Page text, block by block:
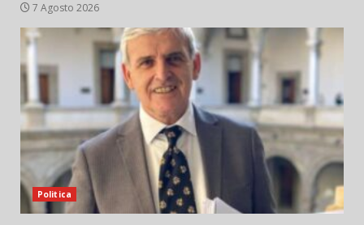
7 Agosto 2026
Politica